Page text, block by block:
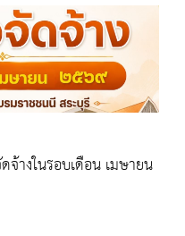
จ้างในรอบเดือน เมษายน